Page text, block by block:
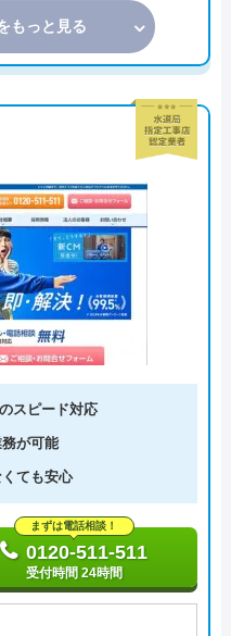
もっと見る
スピード対応
が可能
ても安心
まずは電話相談！
0120-511-511
受付時間 24時間